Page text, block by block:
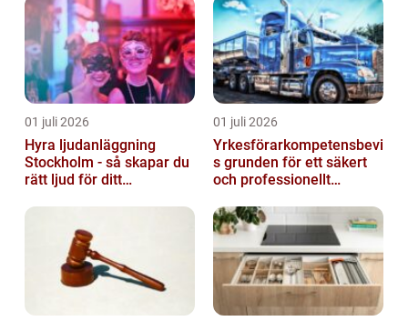
01 juli 2026
Hyra ljudanläggning
Stockholm - så skapar du
rätt ljud för ditt
01 juli 2026
Yrkesförarkompetensbevi
s grunden för ett säkert
och professionellt